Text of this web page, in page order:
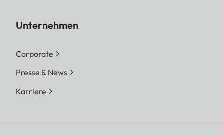
Unternehmen
Corporate
Presse & News
Karriere